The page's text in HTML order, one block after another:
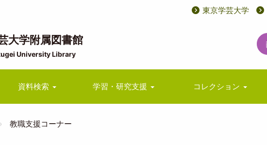
User
ユ
ィ
リ
テ
東京学芸大学
大学附属図書館
University Library
資料検索 学習・研究支援 コレクション
教職支援コーナー